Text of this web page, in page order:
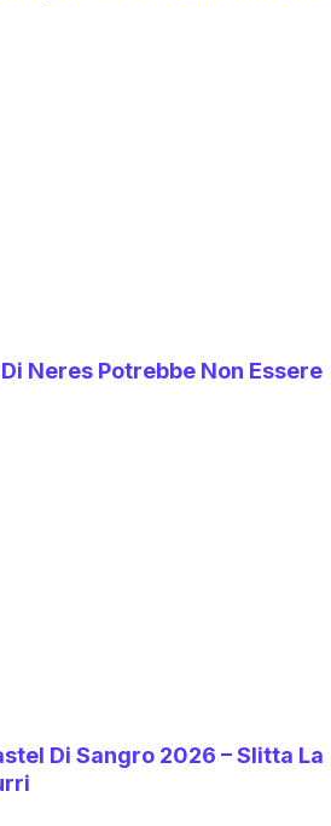
Neres Potrebbe Non Essere
Di Sangro 2026 – Slitta La